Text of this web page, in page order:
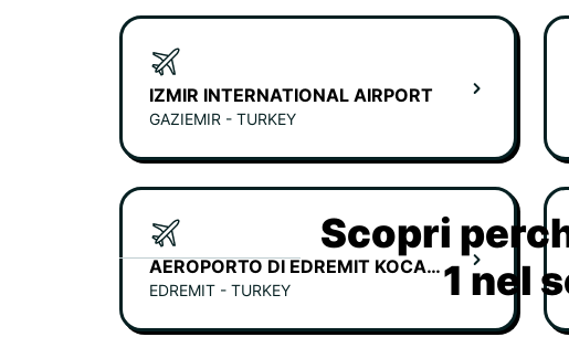
IZMIR INTERNATIONAL AIRPORT
GAZIEMIR - TURKEY
AEROPORTO DI EDREMIT KOCA SEYIT
EDREMIT - TURKEY
Scopri
1 nel